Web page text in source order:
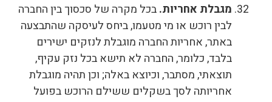
מגבלת אחריות.בכל מקרה של סכסוך בין החברה
לבין רוכש או מי מטעמו, ביחס לעיסקה שהתבצעה
באתר, אחריות החברה מוגבלת לנזקים ישירים
בלבד, כלומר, החברה לא תישא בכל נזק עקיף,
תוצאתי, מסתבר, וכיוצא באלה; וכן תהיה מוגבלת
אחריותה לסך בשקלים ששילם הרוכש בפועל